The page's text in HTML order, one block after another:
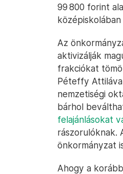
99 800 forint
Az
aktivizálják
frakciókat
Péteffy
nemzetiségi
bárhol
felajánlásokat
rászorulóknak.
önkormányzat
Ahogy a